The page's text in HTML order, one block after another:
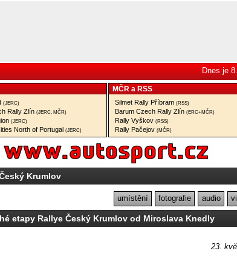
Dnes je
(JERC)
Rally Zlín (JERC, MČR)
(JERC)
North of Portugal (JERC)
MČR a RSS
Silmet Rally Příbram (RSS)
Barum Czech Rally Zlín (ERC+MČR)
Rally Vyškov (RSS)
Rally Pačejov (MČR)
Krumlov
umístění fotografie audio
etapy Rallye Český Krumlov od Miroslava Knedly
23.